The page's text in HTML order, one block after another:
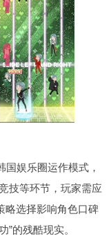
娱乐圈运作模式，
技等环节，玩家需应
略选择影响角色口碑
”的残酷现实。